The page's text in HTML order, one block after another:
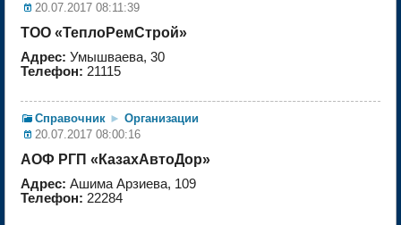
20.07.2017 08:11:39
ТОО «ТеплоРемСтрой»
Адрес: Умышваева, 30
Телефон: 21115
Справочник ► Организации
20.07.2017 08:00:16
АОФ РГП «КазахАвтоДор»
Адрес: Ашима Арзиева, 109
Телефон: 22284